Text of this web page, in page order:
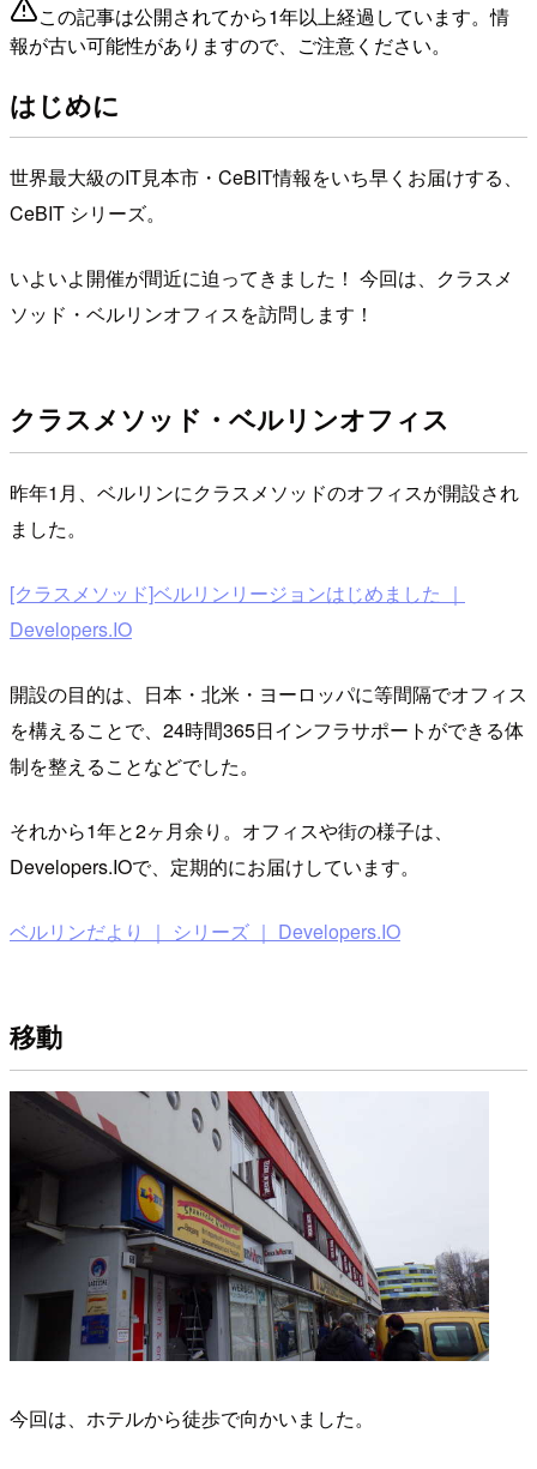
この記事は公開されてから1年以上経過しています。情
報が古い可能性がありますので、ご注意ください。
はじめに
世界最大級のIT見本市・CeBIT情報をいち早くお届けする、
CeBIT シリーズ。
いよいよ開催が間近に迫ってきました！ 今回は、クラスメ
ソッド・ベルリンオフィスを訪問します！
クラスメソッド・ベルリンオフィス
昨年1月、ベルリンにクラスメソッドのオフィスが開設され
ました。
[クラスメソッド]ベルリンリージョンはじめました ｜
Developers.IO
開設の目的は、日本・北米・ヨーロッパに等間隔でオフィス
を構えることで、24時間365日インフラサポートができる体
制を整えることなどでした。
それから1年と2ヶ月余り。オフィスや街の様子は、
Developers.IOで、定期的にお届けしています。
ベルリンだより ｜ シリーズ ｜ Developers.IO
移動
今回は、ホテルから徒歩で向かいました。